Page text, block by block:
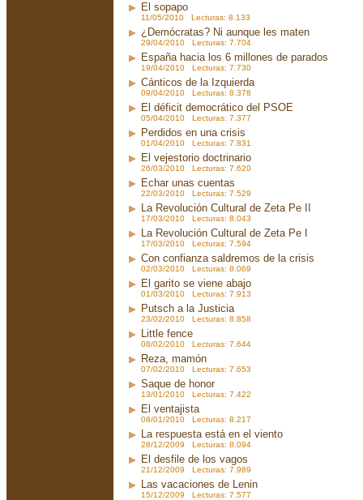
El sopapo
11/05/2010 Lecturas: 8.133
¿Demócratas? Ni aunque les maten
29/04/2010 Lecturas: 7.704
España hacia los 6 millones de parados
19/04/2010 Lecturas: 7.730
Cánticos de la Izquierda
09/04/2010 Lecturas: 8.378
El déficit democrático del PSOE
05/04/2010 Lecturas: 7.377
Perdidos en una crisis
01/04/2010 Lecturas: 7.831
El vejestorio doctrinario
26/03/2010 Lecturas: 7.620
Echar unas cuentas
22/03/2010 Lecturas: 7.529
La Revolución Cultural de Zeta Pe II
17/03/2010 Lecturas: 8.043
La Revolución Cultural de Zeta Pe I
17/03/2010 Lecturas: 7.594
Con confianza saldremos de la crisis
02/03/2010 Lecturas: 8.069
El garito se viene abajo
01/03/2010 Lecturas: 7.913
Putsch a la Justicia
23/02/2010 Lecturas: 8.858
Little fence
08/02/2010 Lecturas: 7.644
Reza, mamón
07/02/2010 Lecturas: 7.653
Saque de honor
13/01/2010 Lecturas: 7.422
El ventajista
08/01/2010 Lecturas: 8.217
La respuesta está en el viento
28/12/2009 Lecturas: 8.094
El desfile de los vagos
21/12/2009 Lecturas: 7.989
Las vacaciones de Lenin
15/12/2009 Lecturas: 7.577